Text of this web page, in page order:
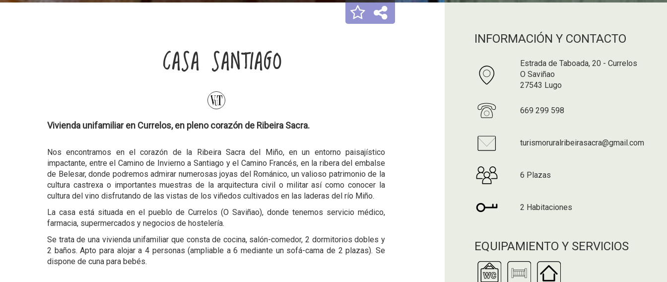
CASA SANTIAGO
Vivienda unifamiliar en Currelos, en pleno corazón de Ribeira Sacra.
Nos encontramos en el corazón de la Ribeira Sacra del Miño, en un entorno paisajístico
impactante, entre el Camino de Invierno a Santiago y el Camino Francés, en la ribera del embalse
de Belesar, donde podremos admirar numerosas joyas del Románico, un valioso patrimonio de la
cultura castrexa o importantes muestras de la arquitectura civil o militar así como conocer la
cultura del vino disfrutando de las vistas de los viñedos cultivados en las laderas del río Miño.
La casa está situada en el pueblo de Currelos (O Saviñao), donde tenemos servicio médico,
farmacia, supermercados y negocios de hostelería.
Se trata de una vivienda unifamiliar que consta de cocina, salón-comedor, 2 dormitorios dobles y
2 baños. Apto para alojar a 4 personas (ampliable a 6 mediante un sofá-cama de 2 plazas). Se
dispone de cuna para bebés.
INFORMACIÓN Y CONTACTO
Estrada de Taboada, 20 - Currelos
O Saviñao
27543 Lugo
669 299 598
turismoruralribeirasacra@gmail.com
6 Plazas
2 Habitaciones
EQUIPAMIENTO Y SERVICIOS